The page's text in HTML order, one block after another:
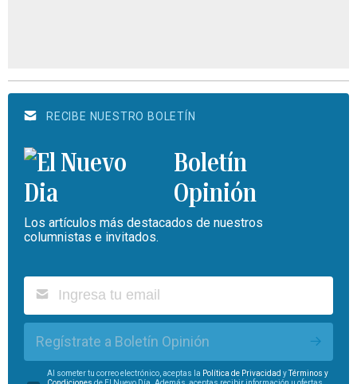
RECIBE NUESTRO BOLETÍN
Boletín
Opinión
Los artículos más destacados de nuestros
columnistas e invitados.
Regístrate a Boletín Opinión
Al someter tu correo electrónico, aceptas la Política de Privacidad yTérminos y